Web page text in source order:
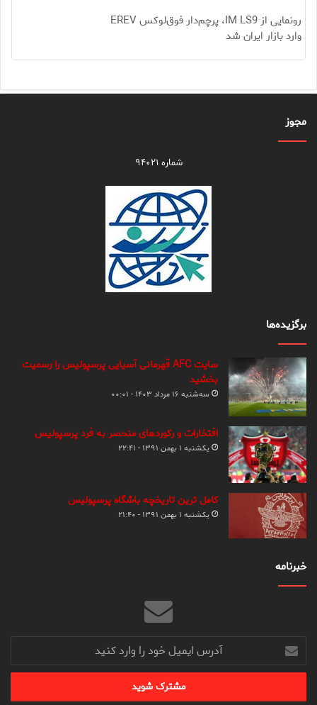
رونمایی از IM LS9، پرچم‌دار فوق‌لوکس EREV
وارد بازار ایران شد
مجوز
شماره ۹۴۰۲۱
برگزیده‌ها
سایت AFC قهرمانی آسیایی پرسپولیس را رسمیت
بخشید
سه‌شنبه ۱۶ مرداد ۱۴۰۳ - ۰۰:۰۱
افتخارات و رکوردهای منحصر به فرد پرسپولیس
یکشنبه ۱ بهمن ۱۳۹۱ - ۲۲:۴۱
کامل ترین تاریخچه باشگاه پرسپولیس
یکشنبه ۱ بهمن ۱۳۹۱ - ۲۱:۴۰
خبرنامه
آدرس
ایمیل
خود